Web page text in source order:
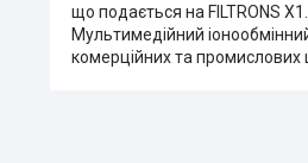
що подається на FILTRONS
Мультимедійний
комерційних та промислових